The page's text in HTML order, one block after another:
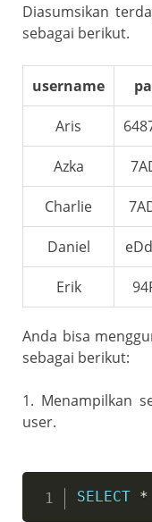
Diasumsikan
sebagai berikut.
username
Aris
Azka
Charlie
Daniel
Erik
Anda bisa
sebagai berikut:
1. Menampilkan
user.
SELECT *